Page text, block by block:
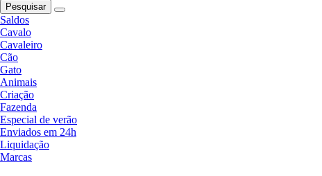
Pesquisar
Saldos
Cavalo
Cavaleiro
Cão
Gato
Animais
Criação
Fazenda
Especial de verão
Enviados em 24h
Liquidação
Marcas